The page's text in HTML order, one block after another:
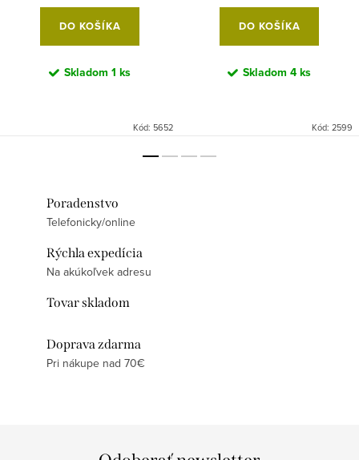
DO KOŠÍKA
Skladom 1 ks
Kód: 5652
DO KOŠÍKA
Skladom 4 ks
Kód: 2599
Poradenstvo
Telefonicky/online
Rýchla expedícia
Na akúkoľvek adresu
Tovar skladom
Doprava zdarma
Pri nákupe nad 70€